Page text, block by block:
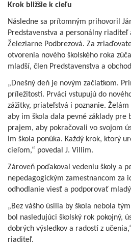
Krok bližšie k cieľu
Následne sa prítomným prihovoril
Predstavenstva a personálny riaditeľ
Železiarne Podbrezová. Za
otvorenia nového školského roka
mladší, člen Predstavenstva a
„Dnešný deň je novým začiatkom.
príležitosti. Prváci vstupujú do
zážitky, priateľstvá i poznanie.
aby im škola dala pevné základy pre
prajem, aby pokračovali vo svojom
im škola ponúka. Každý krok, ktorý
cieľom,“ povedal J. Villim.
Zároveň poďakoval vedeniu školy a
nepedagogickým zamestnancom za
odhodlanie viesť a podporovať
„Bez vášho úsilia by škola nebola
bol nasledujúci školský rok pokojný,
dobrých výsledkov a radostí z
riaditeľ.